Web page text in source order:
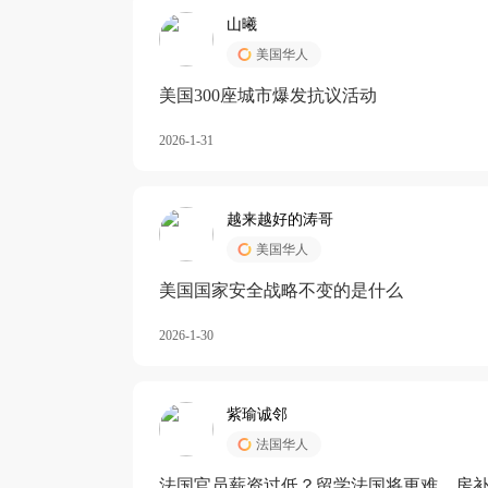
山曦
美国华人
美国300座城市爆发抗议活动
2026-1-31
越来越好的涛哥
美国华人
美国国家安全战略不变的是什么
2026-1-30
紫瑜诚邻
法国华人